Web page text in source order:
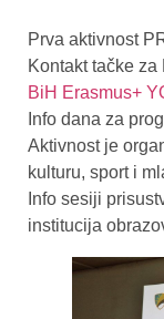
Prva aktivnost
Kontakt tačke za
BiH Erasmus+
Info dana za
Aktivnost je
kulturu, sport i
Info sesiji
institucija